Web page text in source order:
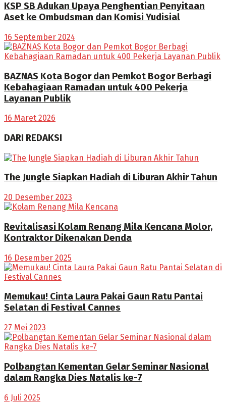
KSP SB Adukan Upaya Penghentian Penyitaan
Aset ke Ombudsman dan Komisi Yudisial
16 September 2024
BAZNAS Kota Bogor dan Pemkot Bogor Berbagi
Kebahagiaan Ramadan untuk 400 Pekerja
Layanan Publik
16 Maret 2026
DARI REDAKSI
The Jungle Siapkan Hadiah di Liburan Akhir Tahun
20 Desember 2023
Revitalisasi Kolam Renang Mila Kencana Molor,
Kontraktor Dikenakan Denda
16 Desember 2025
Memukau! Cinta Laura Pakai Gaun Ratu Pantai
Selatan di Festival Cannes
27 Mei 2023
Polbangtan Kementan Gelar Seminar Nasional
dalam Rangka Dies Natalis ke-7
6 Juli 2025